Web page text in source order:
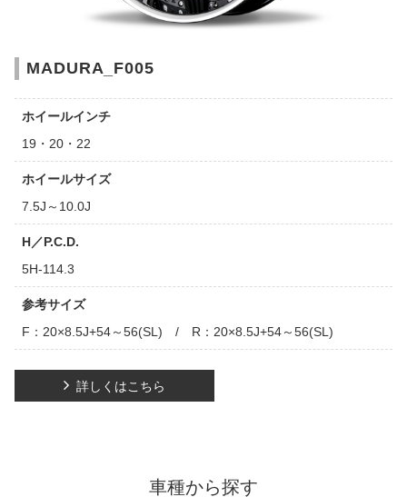
MADURA_F005
ホイールインチ
19・20・22
ホイールサイズ
7.5J～10.0J
H／P.C.D.
5H-114.3
参考サイズ
F：20×8.5J+54～56(SL) / R：20×8.5J+54～56(SL)
詳しくはこちら
車種から探す